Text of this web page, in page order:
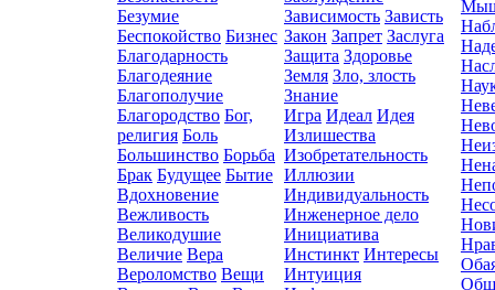
Безумие
Беспокойство Бизнес
Благодарность
Благодеяние
Благополучие
Благородство Бог,
религия Боль
Большинство Борьба
Брак Будущее Бытие
Вдохновение
Вежливость
Великодушие
Величие Вера
Вероломство Вещи
Зависимость Зависть
Закон Запрет Заслуга
Защита Здоровье
Земля Зло, злость
Знание
Игра Идеал Идея
Излишества
Изобретательность
Иллюзии
Индивидуальность
Инженерное дело
Инициатива
Инстинкт Интересы
Интуиция